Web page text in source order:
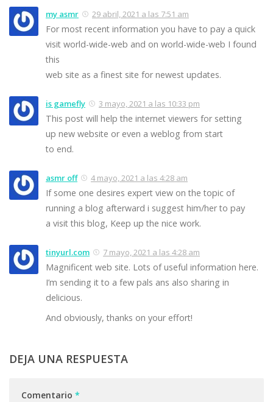
my asmr 29 abril, 2021 a las 7:51 am
For most recent information you have to pay a quick
visit world-wide-web and on world-wide-web I found
this
web site as a finest site for newest updates.
is gamefly 3 mayo, 2021 a las 10:33 pm
This post will help the internet viewers for setting
up new website or even a weblog from start
to end.
asmr off 4 mayo, 2021 a las 4:28 am
If some one desires expert view on the topic of
running a blog afterward i suggest him/her to pay
a visit this blog, Keep up the nice work.
tinyurl.com 7 mayo, 2021 a las 4:28 am
Magnificent web site. Lots of useful information here.
I’m sending it to a few pals ans also sharing in
delicious.
And obviously, thanks on your effort!
DEJA UNA RESPUESTA
Comentario *